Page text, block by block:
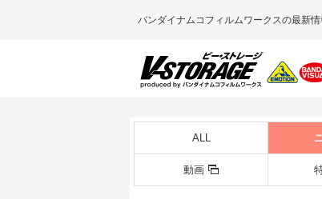
バンダイナムコフィルムワークスの最新情
ALL
動画